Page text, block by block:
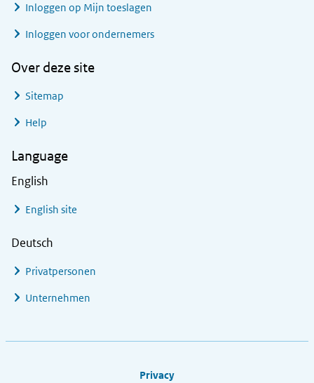
Inloggen op Mijn toeslagen
Inloggen voor ondernemers
Over deze site
Sitemap
Help
Language
English
English site
Deutsch
Privatpersonen
Unternehmen
Privacy